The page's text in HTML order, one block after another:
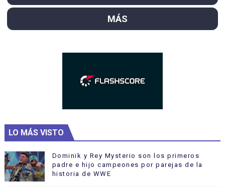
MÁS
LO MÁS VISTO
Dominik y Rey Mysterio son los primeros
padre e hijo campeones por parejas de la
historia de WWE